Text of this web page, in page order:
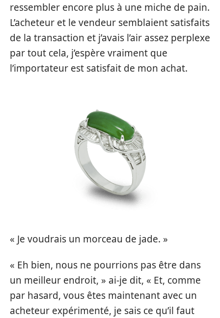
ressembler encore plus à une miche de pain.
L’acheteur et le vendeur semblaient satisfaits
de la transaction et j’avais l’air assez perplexe
par tout cela, j’espère vraiment que
l’importateur est satisfait de mon achat.
« Je voudrais un morceau de jade. »
« Eh bien, nous ne pourrions pas être dans
un meilleur endroit, » ai-je dit, « Et, comme
par hasard, vous êtes maintenant avec un
acheteur expérimenté, je sais ce qu’il faut